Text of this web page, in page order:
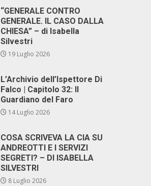
“GENERALE CONTRO
GENERALE. IL CASO DALLA
CHIESA” – di Isabella
Silvestri
19 Luglio 2026
L’Archivio dell’Ispettore Di
Falco | Capitolo 32: Il
Guardiano del Faro
14 Luglio 2026
COSA SCRIVEVA LA CIA SU
ANDREOTTI E I SERVIZI
SEGRETI? – DI ISABELLA
SILVESTRI
8 Luglio 2026